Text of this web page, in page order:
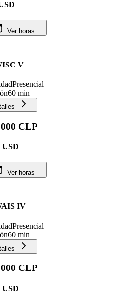
Ver horas
V
Presencial
60 min
CLP
USD
Ver horas
IV
Presencial
60 min
CLP
USD